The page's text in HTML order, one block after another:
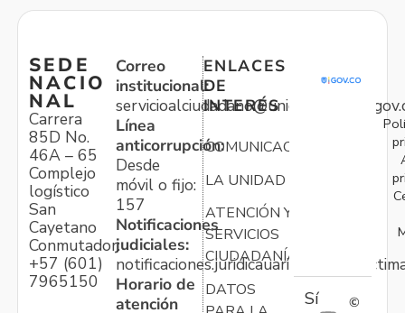
SEDE
NACIO
NAL
Carrera
85D No.
46A – 65
Complejo
logístico
San
Cayetano
Conmutador:
+57 (601)
7965150
Correo
institucional:
Línea
anticorrupción:
Desde
móvil o fijo:
157
Notificaciones
judiciales:
Horario de
atención
ENLACES
DE
INTERÉS
COMUNICACIONES
LA UNIDAD
ATENCIÓN Y
SERVICIOS
CIUDADANÍA
DATOS
Sí
©